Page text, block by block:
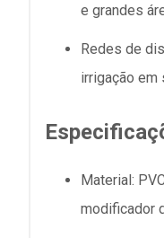
e grandes
Redes de
irrigação
Material:
modificador